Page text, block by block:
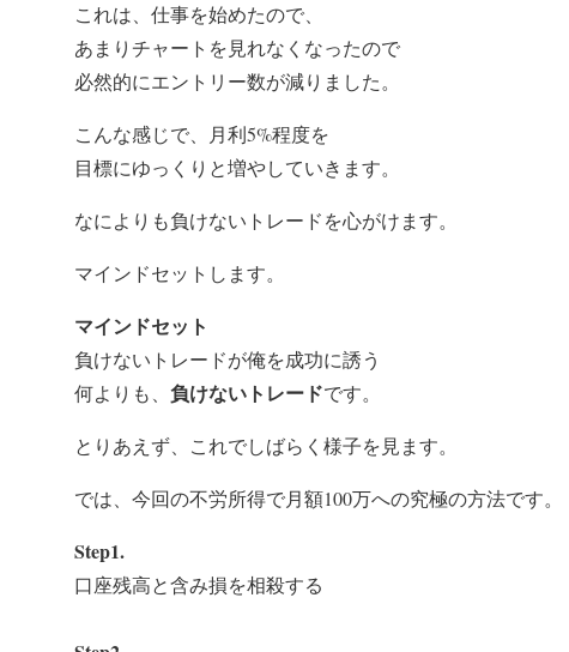
これは、仕事を始めたので、
あまりチャートを見れなくなったので
必然的にエントリー数が減りました。
こんな感じで、月利5%程度を
目標にゆっくりと増やしていきます。
なによりも負けないトレードを心がけます。
マインドセットします。
マインドセット
負けないトレードが俺を成功に誘う
何よりも、 負けないトレードです。
とりあえず、これでしばらく様子を見ます。
では、今回の不労所得で月額100万への究極の方法です。
Step1.
口座残高と含み損を相殺する